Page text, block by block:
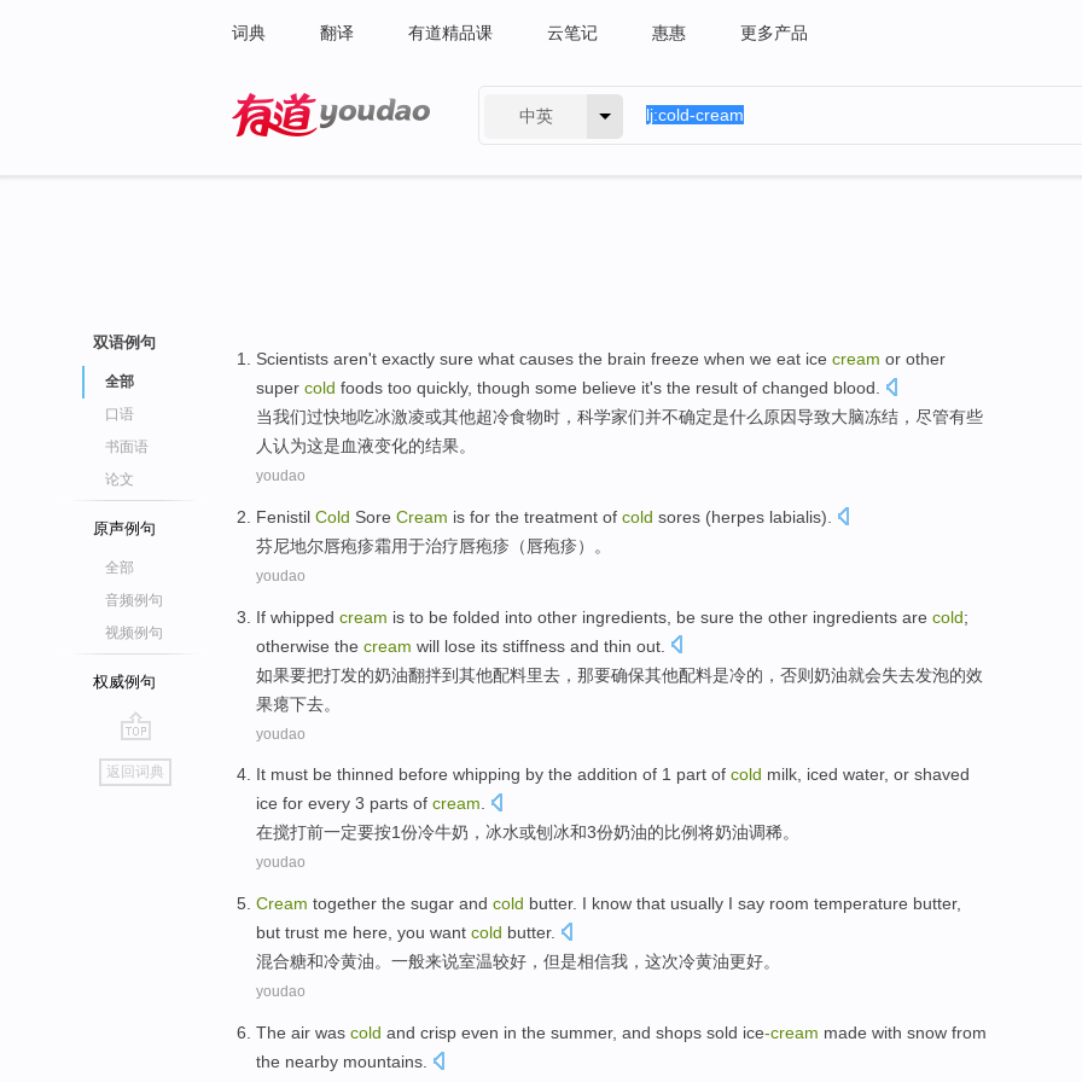
词典 翻译 有道精品课 云笔记 惠惠 更多产品
中英
双语例句
全部
口语
书面语
论文
原声例句
全部
音频例句
视频例句
权威例句
go
top
返回词典
Scientists aren't exactly sure what causes the brain freeze when we eat ice cream or other
super cold foods too quickly, though some believe it's the result of changed blood
当我们过快地吃冰激凌或其他超冷食物时 ， 科学家们并不确定是什么 原因导致大脑冻结 ， 尽管有些
人认为这是血液变化的结果。
youdao
Fenistil Cold Sore Cream is for the treatment of cold sores (herpes labialis).
芬尼地尔唇疱疹霜用于治疗唇疱疹 （唇疱疹）。
youdao
If whipped cream is to be folded into other ingredients , be sure the other ingredients are cold;
otherwise the cream will lose its stiffness and thin out.
如果要把打发的奶油翻拌到其他配料里去， 那要确保其他配料是冷的， 否则奶油就会失去发泡的效
果瘪下去。
youdao
It must be thinned before whipping by the addition of 1 part of cold milk, iced water, or shaved
ice for every 3 parts of cream.
在搅打前一定要按1份冷牛奶 ， 冰水或刨冰和3份奶油的比例将奶油调稀。
youdao
Cream together the sugar and cold butter. I know that usually I say room temperature butter,
but trust me here, you want cold butter.
混合糖和冷黄油。 一般来说室温较好， 但是相信我 ，这次冷黄油更好。
youdao
The air was cold and crisp even in the summer, and shops sold ice-cream made with snow from
the nearby mountains